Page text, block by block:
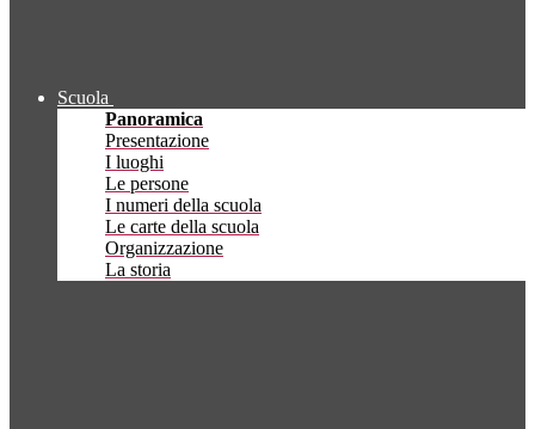
Scuola
Panoramica
Presentazione
I luoghi
Le persone
I numeri della scuola
Le carte della scuola
Organizzazione
La storia